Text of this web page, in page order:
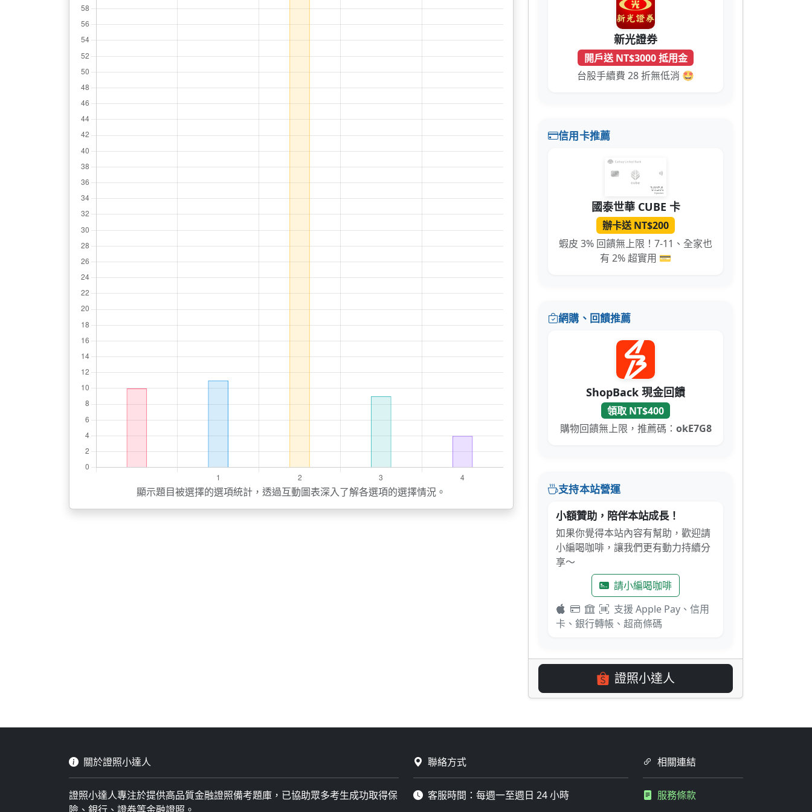
顯示題目被選擇的選項統計，透過互動圖表深入了解各選項的選擇情況。
新光證券
開戶送 NT$3000 抵用金
台股手續費 28 折無低消 🤩
信用卡推薦
國泰世華 CUBE 卡
辦卡送 NT$200
蝦皮 3% 回饋無上限！7-11、全家也
有 2% 超實用 💳
網購、回饋推薦
ShopBack 現金回饋
領取 NT$400
購物回饋無上限，推薦碼： okE7G8
支持本站營運
小額贊助，陪伴本站成長！
如果你覺得本站內容有幫助，歡迎請
小編喝咖啡，讓我們更有動力持續分
享～
請小編喝咖啡
支援 Apple Pay、信用
卡、銀行轉帳、超商條碼
證照小達人
關於證照小達人
證照小達人專注於提供高品質金融證照備考題庫，已協助眾多考生成功取得保
聯絡方式
客服時間：每週一至週日 24 小時
相關連結
服務條款